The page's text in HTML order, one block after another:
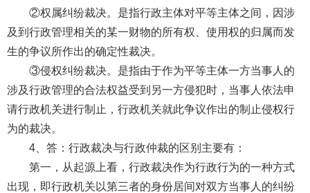
②权属纠纷裁决。是指行政主体对平等主体之间，因涉
及到行政管理相关的某一财物的所有权、使用权的归属而发
生的争议所作出的确定性裁决。
③侵权纠纷裁决。是指由于作为平等主体一方当事人的
涉及行政管理的合法权益受到另一方侵犯时，当事人依法申
请行政机关进行制止，行政机关就此争议作出的制止侵权行
为的裁决。
4、答：行政裁决与行政仲裁的区别主要有：
第一，从起源上看，行政裁决作为行政行为的一种方式
出现，即行政机关以第三者的身份居间对双方当事人的纠纷